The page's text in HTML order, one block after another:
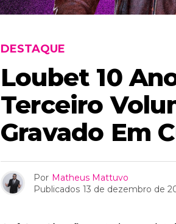
DESTAQUE
Loubet 10
Terceiro
Gravado Em
Por Matheus Mattuvo
Publicados 13 de dezembro de